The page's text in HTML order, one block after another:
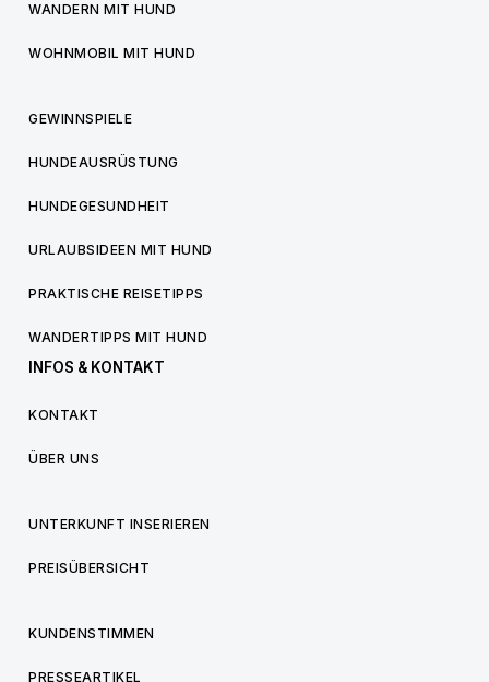
WANDERN MIT HUND
WOHNMOBIL MIT HUND
GEWINNSPIELE
HUNDEAUSRÜSTUNG
HUNDEGESUNDHEIT
URLAUBSIDEEN MIT HUND
PRAKTISCHE REISETIPPS
WANDERTIPPS MIT HUND
INFOS & KONTAKT
KONTAKT
ÜBER UNS
UNTERKUNFT INSERIEREN
PREISÜBERSICHT
KUNDENSTIMMEN
PRESSEARTIKEL